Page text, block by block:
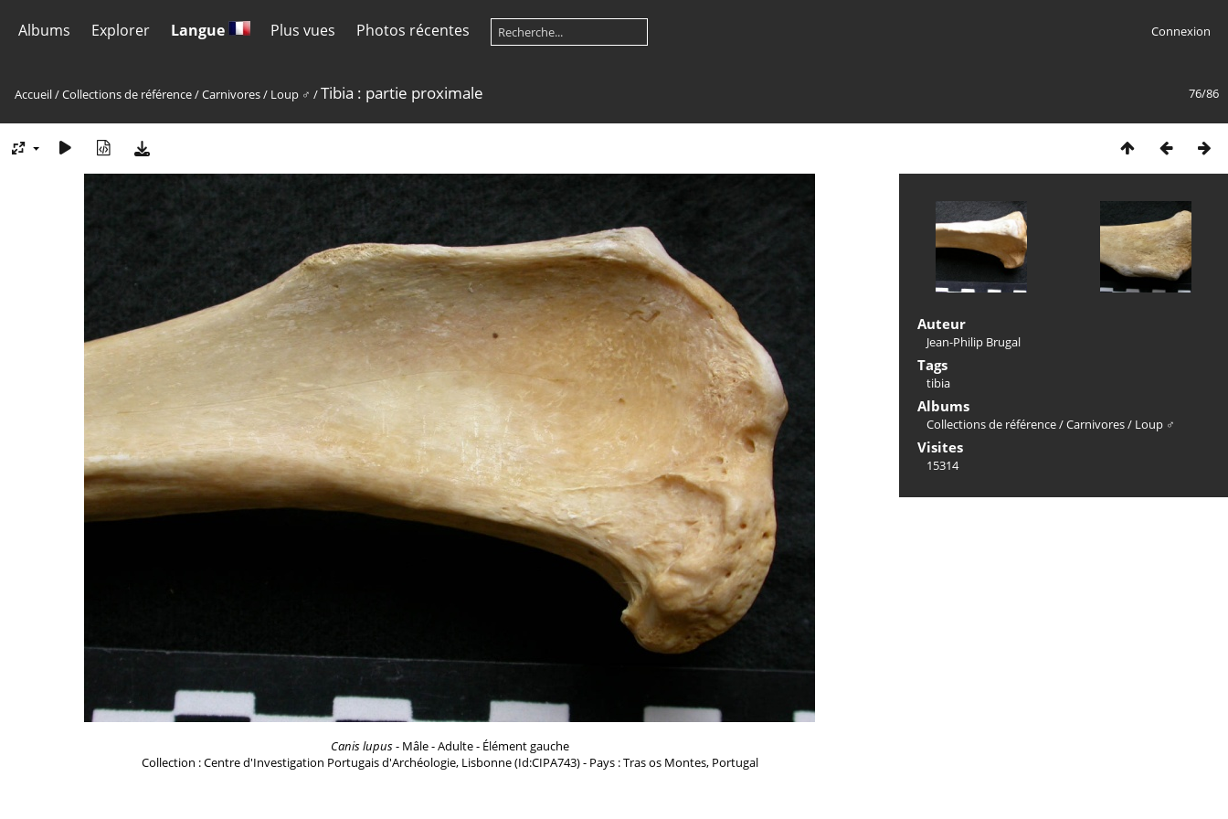
Albums Explorer Langue Plus vues Photos récentes Connexion
76/86
Accueil/Collections de référence/Carnivores/ Loup ♂ /Tibia : partie proximale
Canis lupus- Mâle - Adulte - Élément gauche
Collection : Centre d'Investigation Portugais d'Archéologie, Lisbonne (Id:CIPA743) - Pays : Tras os Montes, Portugal
Auteur
Jean-Philip Brugal
Tags
tibia
Albums
Collections de référence/Carnivores/ Loup ♂
Visites
15314